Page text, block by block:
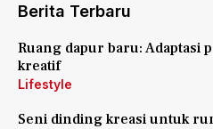
Berita Terbaru
Ruang dapur baru: Adaptasi
kreatif
Lifestyle
Seni dinding kreasi untuk